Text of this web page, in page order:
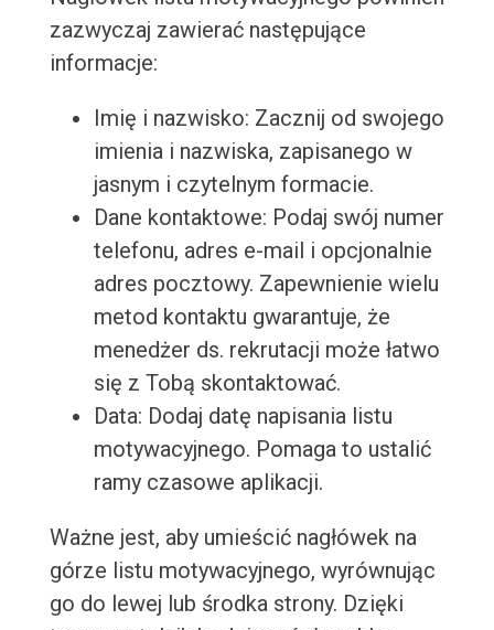
zazwyczaj zawierać następujące
informacje:
Imię i nazwisko: Zacznij od swojego
imienia i nazwiska, zapisanego w
jasnym i czytelnym formacie.
Dane kontaktowe: Podaj swój numer
telefonu, adres e-mail i opcjonalnie
adres pocztowy. Zapewnienie wielu
metod kontaktu gwarantuje, że
menedżer ds. rekrutacji może łatwo
się z Tobą skontaktować.
Data: Dodaj datę napisania listu
motywacyjnego. Pomaga to ustalić
ramy czasowe aplikacji.
Ważne jest, aby umieścić nagłówek na
górze listu motywacyjnego, wyrównując
go do lewej lub środka strony. Dzięki